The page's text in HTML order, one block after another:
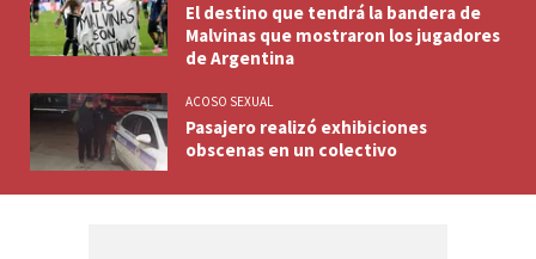
El destino que tendrá la bandera de
Malvinas que mostraron los jugadores
de Argentina
ACOSO SEXUAL
Pasajero realizó exhibiciones
obscenas en un colectivo